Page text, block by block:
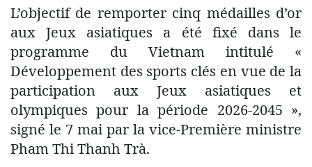
L’objectif de remporter cinq médailles d’or
aux Jeux asiatiques a été fixé dans le
programme du Vietnam intitulé «
Développement des sports clés en vue de la
participation aux Jeux asiatiques et
olympiques pour la période 2026-2045 »,
signé le 7 mai par la vice-Première ministre
Pham Thi Thanh Trà.